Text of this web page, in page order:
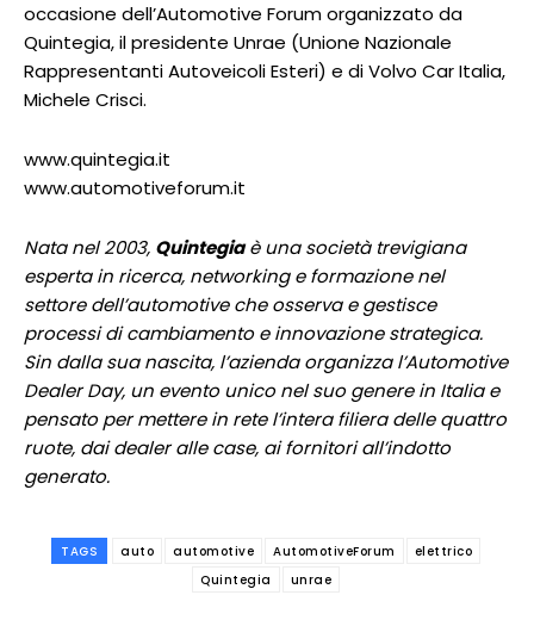
occasione dell’Automotive Forum organizzato da
Quintegia, il presidente Unrae (Unione Nazionale
Rappresentanti Autoveicoli Esteri) e di Volvo Car Italia,
Michele Crisci.
www.quintegia.it
www.automotiveforum.it
Nata nel 2003, Quintegiaè una società trevigiana
esperta in ricerca, networking e formazione nel
settore dell’automotive che osserva e gestisce
processi di cambiamento e innovazione strategica.
Sin dalla sua nascita, l’azienda organizza l’Automotive
Dealer Day, un evento unico nel suo genere in Italia e
pensato per mettere in rete l’intera filiera delle quattro
ruote, dai dealer alle case, ai fornitori all’indotto
generato.
TAGS auto automotive AutomotiveForum
elettrico
Quintegia
unrae